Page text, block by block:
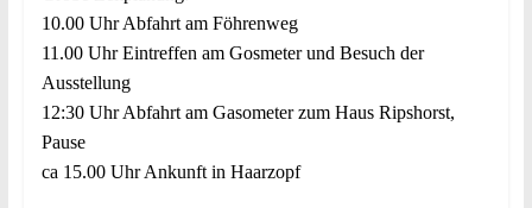
10.00 Uhr Abfahrt am Föhrenweg
11.00 Uhr Eintreffen am Gosmeter und Besuch der
Ausstellung
12:30 Uhr Abfahrt am Gasometer zum Haus Ripshorst,
Pause
ca 15.00 Uhr Ankunft in Haarzopf